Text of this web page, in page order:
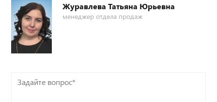
Журавлева Татьяна Юрьевна
менеджер отдела продаж
Задайте